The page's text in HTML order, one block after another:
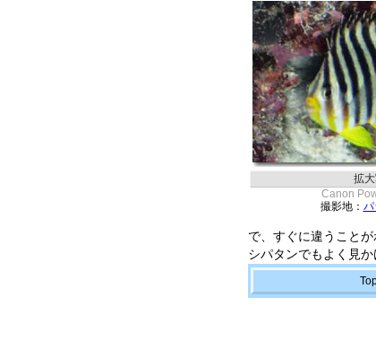
拡
Canon
撮影地：
で、すぐに違うことが
シパタンでもよく見